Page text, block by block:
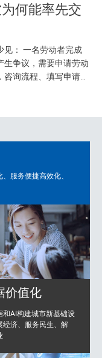
何能率先交
见： 一名劳动者完成
生争议，需要申请劳动
询流程、填写申请、
过程。 在工作人员指
上传相关材料，系统即疗
服务便捷高效化、
价值化
和AI构建城市新基础设
经济、服务民生、解